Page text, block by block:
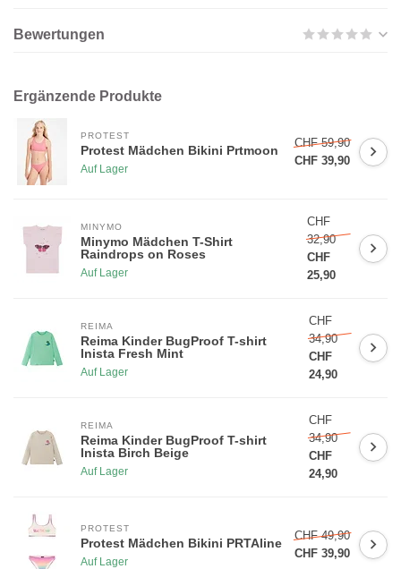
Bewertungen
Ergänzende Produkte
PROTEST
Protest Mädchen Bikini Prtmoon
Auf Lager
CHF 59,90
CHF 39,90
MINYMO
Minymo Mädchen T-Shirt
Raindrops on Roses
Auf Lager
CHF
32,90
CHF
25,90
REIMA
Reima Kinder BugProof T-shirt
Inista Fresh Mint
Auf Lager
CHF
34,90
CHF
24,90
REIMA
Reima Kinder BugProof T-shirt
Inista Birch Beige
Auf Lager
CHF
34,90
CHF
24,90
PROTEST
Protest Mädchen Bikini PRTAline
Auf Lager
CHF 49,90
CHF 39,90